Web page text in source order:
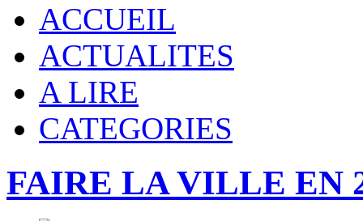
ACCUEIL
ACTUALITES
A LIRE
CATEGORIES
FAIRE LA VILLE EN